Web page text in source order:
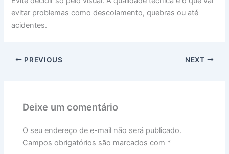
evitar problemas como descolamento, quebras ou até
acidentes.
PREVIOUS NEXT
Deixe um comentário
O seu endereço de e-mail não será publicado.
Campos obrigatórios são marcados com *